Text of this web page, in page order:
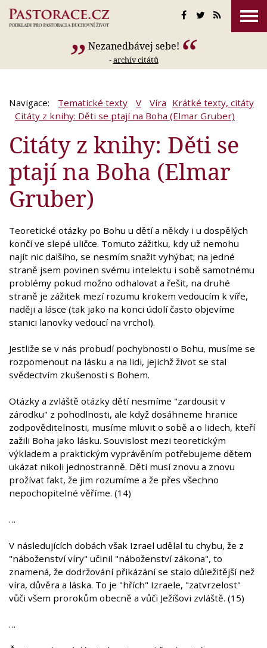
Nezanedbávej sebe!
-archív citátů
Navigace: Tematické texty V Víra Krátké texty, citáty
Citáty z knihy: Děti se ptají na Boha (Elmar Gruber)
Citáty z knihy: Děti se
ptají na Boha (Elmar
Gruber)
Teoretické otázky po Bohu u dětí a někdy i u dospělých
končí ve slepé uličce. Tomuto zážitku, kdy už nemohu
najít nic dalšího, se nesmím snažit vyhýbat; na jedné
straně jsem povinen svému intelektu i sobě samotnému
problémy pokud možno odhalovat a řešit, na druhé
straně je zážitek mezí rozumu krokem vedoucím k víře,
naději a lásce (tak jako na konci údolí často objevíme
stanici lanovky vedoucí na vrchol).
Jestliže se v nás probudí pochybnosti o Bohu, musíme se
rozpomenout na lásku a na lidi, jejichž život se stal
svědectvím zkušenosti s Bohem.
Otázky a zvláště otázky dětí nesmíme "zardousit v
zárodku" z pohodlnosti, ale když dosáhneme hranice
zodpověditelnosti, musíme mluvit o sobě a o lidech, kteří
zažili Boha jako lásku. Souvislost mezi teoretickým
výkladem a praktickým vyprávěním potřebujeme dětem
ukázat nikoli jednostranně. Děti musí znovu a znovu
prožívat fakt, že jim rozumíme a že přes všechno
nepochopitelné věříme. (14)
…
V následujících dobách však Izrael udělal tu chybu, že z
"náboženství víry" učinil "náboženství zákona", to
znamená, že dodržování přikázání se stalo důležitější než
víra, důvěra a láska. To je "hřích" Izraele, "zatvrzelost"
vůči všem prorokům obecně a vůči Ježíšovi zvláště. (15)
…